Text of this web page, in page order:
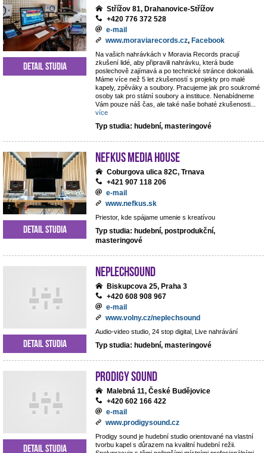
Střížov 81, Drahanovice-Střížov
+420 776 372 528
e-mail
www.moraviarecords.cz, Facebook
Na vašich nahrávkách v Moravia Records pracují
zkušení lidé, aby připravili nahrávku, která bude
poslechově zajímavá a po technické stránce dokonalá.
Máme více než 5 let zkušeností s projekty pro malé
kapely, zpěváky a soubory. Pracujeme jak pro soukromé
osoby tak pro státní soubory a instituce. Nenabídneme
Vám pouze náš čas, ale také naše bohaté zkušenosti
více
Typ studia: hudební, masteringové
Detail studia
NEFKUS Media House
Coburgova ulica 82C, Trnava
+421 907 118 206
e-mail
www.nefkus.sk
Priestor, kde spájame umenie s kreatívou
Typ studia: hudební, postprodukční,
masteringové
Detail studia
NEPLECHSOUND
Biskupcova 25, Praha 3
+420 608 908 967
e-mail
www.volny.cz/neplechsound
Audio-video studio, 24 stop digital, Live nahrávání
Typ studia: hudební, masteringové
Detail studia
Prodigy Sound
Malebná 11, České Budějovice
+420 602 166 422
e-mail
www.prodigysound.cz
Prodigy sound je hudební studio orientované na vlastní
tvorbu kapel s důrazem na kvalitní hudební režii.
Detail studia